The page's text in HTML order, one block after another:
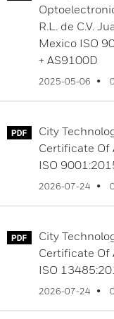
R.L. de C.V.
Mexico ISO
+ AS9100D
2025-05-06
City
Certificate Of
ISO
2026-07-24
City
Certificate Of
ISO
2026-07-24